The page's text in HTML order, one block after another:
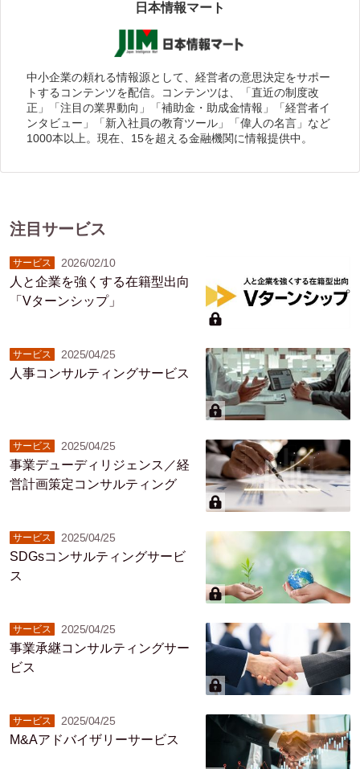
日本情報マート
中小企業の頼れる情報源として、経営者の意思決定をサポー
トするコンテンツを配信。コンテンツは、「直近の制度改
正」「注目の業界動向」「補助金・助成金情報」「経営者イ
ンタビュー」「新入社員の教育ツール」「偉人の名言」など
1000本以上。現在、15を超える金融機関に情報提供中。
注目サービス
サービス 2026/02/10
人と企業を強くする在籍型出向
「Vターンシップ」
サービス 2025/04/25
人事コンサルティングサービス
サービス 2025/04/25
事業デューディリジェンス／経
営計画策定コンサルティング
サービス 2025/04/25
SDGsコンサルティングサービ
ス
サービス 2025/04/25
事業承継コンサルティングサー
ビス
サービス 2025/04/25
M&Aアドバイザリーサービス